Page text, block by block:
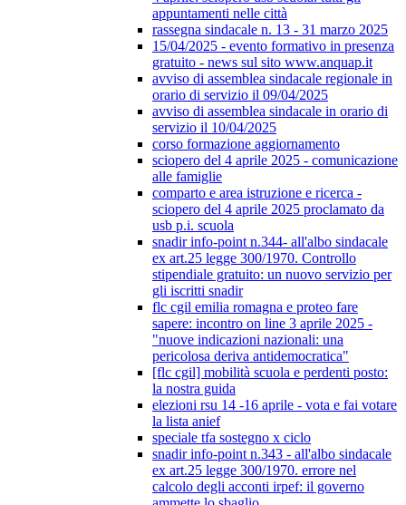
appuntamenti nelle città
rassegna sindacale n. 13 - 31 marzo 2025
15/04/2025 - evento formativo in presenza
gratuito - news sul sito www.anquap.it
avviso di assemblea sindacale regionale in
orario di servizio il 09/04/2025
avviso di assemblea sindacale in orario di
servizio il 10/04/2025
corso formazione aggiornamento
sciopero del 4 aprile 2025 - comunicazione
alle famiglie
comparto e area istruzione e ricerca -
sciopero del 4 aprile 2025 proclamato da
usb p.i. scuola
snadir info-point n.344- all'albo sindacale
ex art.25 legge 300/1970. Controllo
stipendiale gratuito: un nuovo servizio per
gli iscritti snadir
flc cgil emilia romagna e proteo fare
sapere: incontro on line 3 aprile 2025 -
"nuove indicazioni nazionali: una
pericolosa deriva antidemocratica"
[flc cgil] mobilità scuola e perdenti posto:
la nostra guida
elezioni rsu 14 -16 aprile - vota e fai votare
la lista anief
speciale tfa sostegno x ciclo
snadir info-point n.343 - all'albo sindacale
ex art.25 legge 300/1970. errore nel
calcolo degli acconti irpef: il governo